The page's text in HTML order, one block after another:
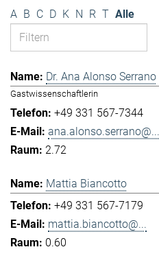
A B C D K N R T Alle
Dr. Ana Alonso Serrano
Gastwissenschaftlerin
+49 331 567-7344
ana.alonso.serrano@...
2.72
Mattia Biancotto
+49 331 567-7179
mattia.biancotto@...
0.60